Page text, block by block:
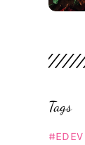
Tags
#EDEV